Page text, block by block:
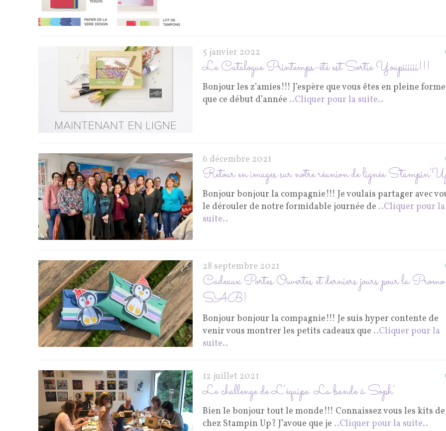
5 janvier 2022
Le Catalogue Printemps-été est Sortie Youpiiiiii!!!
Bonjour les z’amies!!! J’espère que vous êtes en pleine
que ce début d’année ..Cliquer pour la suite..
6 décembre 2021
Retour en images sur notre réunion de lignée
Bonjour bonjour la compagnie!!! Je voulais partager avec
le dérouler de notre formidable journée de ..Cliquer pour la
suite..
28 septembre 2021
Cadeaux Portes Ouvertes et derniers jours pour la Promo
SAB!
Bonjour bonjour la compagnie!!! Je suis hyper contente de
venir vous montrer les petits cadeaux que ..Cliquer pour la
suite..
12 juillet 2021
Le challenge de L’équipe: La bande à Soph’
Bien le bonjour tout le monde!!! Connaissez vous les kits de
chez Stampin Up? J’avoue que je ..Cliquer pour la suite..